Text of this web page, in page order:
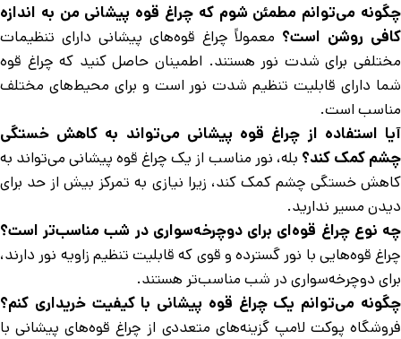
چگونه می‌توانم مطمئن شوم که چراغ قوه پیشانی من به اندازه
کافی روشن است؟ معمولاً چراغ قوه‌های پیشانی دارای تنظیمات
مختلفی برای شدت نور هستند. اطمینان حاصل کنید که چراغ قوه
شما دارای قابلیت تنظیم شدت نور است و برای محیط‌های مختلف
مناسب است.
آیا استفاده از چراغ قوه پیشانی می‌تواند به کاهش خستگی
چشم کمک کند؟ بله، نور مناسب از یک چراغ قوه پیشانی می‌تواند به
کاهش خستگی چشم کمک کند، زیرا نیازی به تمرکز بیش از حد برای
دیدن مسیر ندارید.
چه نوع چراغ قوه‌ای برای دوچرخه‌سواری در شب مناسب‌تر است؟
چراغ قوه‌هایی با نور گسترده و قوی که قابلیت تنظیم زاویه نور دارند،
برای دوچرخه‌سواری در شب مناسب‌تر هستند.
چگونه می‌توانم یک چراغ قوه پیشانی با کیفیت خریداری کنم؟
فروشگاه پوکت لامپ گزینه‌های متعددی از چراغ قوه‌های پیشانی با